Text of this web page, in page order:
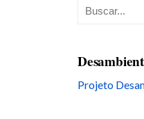
Projeto